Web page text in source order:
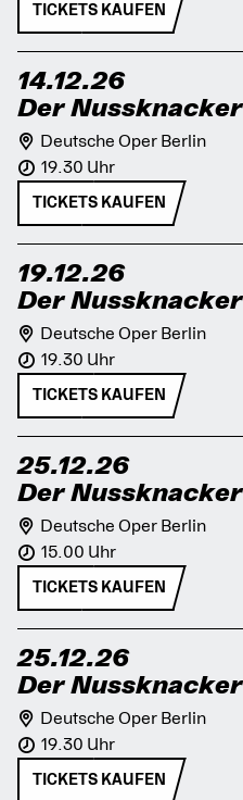
TICKETS KAUFEN
14.12.26
Der Nussknacker
Deutsche Oper Berlin
19.30 Uhr
TICKETS KAUFEN
19.12.26
Der Nussknacker
Deutsche Oper Berlin
19.30 Uhr
TICKETS KAUFEN
25.12.26
Der Nussknacker
Deutsche Oper Berlin
15.00 Uhr
TICKETS KAUFEN
25.12.26
Der Nussknacker
Deutsche Oper Berlin
19.30 Uhr
TICKETS KAUFEN